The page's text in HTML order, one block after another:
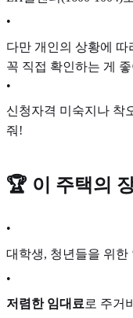
•
다만 개인의 상황에
꼭 직접 확인하는 게
•
신청자격 미숙지나 착
줘!
🏆 이 주택의
•
대학생, 청년들을 위한
•
저렴한 임대료 로 주거